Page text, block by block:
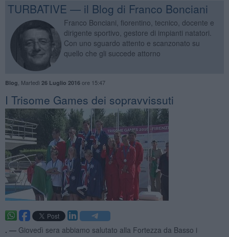
TURBATIVE — il Blog di Franco Bonciani
Franco Bonciani, fiorentino, tecnico, docente e
dirigente sportivo, gestore di impianti natatori.
Con uno sguardo attento e scanzonato su
quello che gli succede attorno
Blog Martedì 26 Luglio 2016ore 15:47
​I Trisome Games dei sopravvissuti
. — Giovedì sera abbiamo salutato alla Fortezza da Basso i